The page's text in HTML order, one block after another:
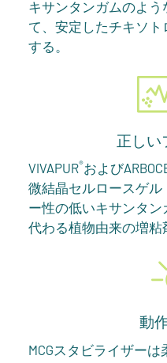
キサンタンガムのよ
て、安定したチキソ
する。
正しい
VIVAPUR®および
微結晶セルロースゲル
ー性の低いキサンタ
代わる植物由来の増粘
動
MCGスタビライザー